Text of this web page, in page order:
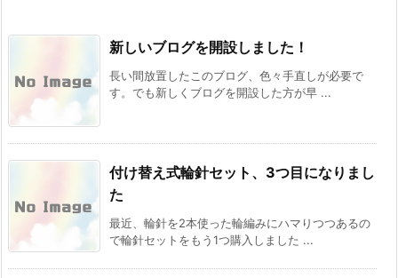
新しいブログを開設しました！
長い間放置したこのブログ、色々手直しが必要で
す。でも新しくブログを開設した方が早 ...
付け替え式輪針セット、3つ目になりまし
た
最近、輪針を2本使った輪編みにハマりつつあるの
で輪針セットをもう1つ購入しました ...